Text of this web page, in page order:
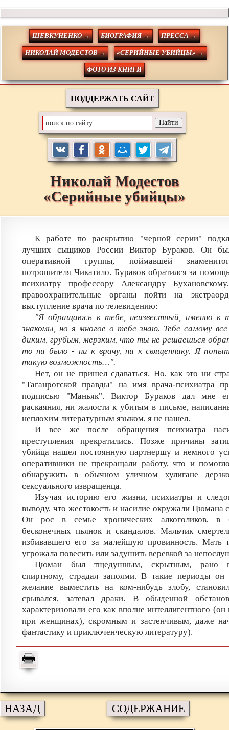
ШЕВКУНЕНКО → БИОГРАФИЯ → ПРЕССА →
НИКОЛАЙ МОДЕСТОВ → «СЕРИЙНЫЕ УБИЙЦЫ» →
ФОТО ИЗ КНИГИ
ПОДДЕРЖАТЬ САЙТ
Николай Модестов
«Серийные убийцы»
К работе по раскрытию "черной серии"
лучших сыщиков России Виктор Бураков. Он
оперативной группы, поймавшей
потрошителя Чикатило. Бураков обратился за
психиатру профессору Александру
правоохранительные органы пойти на
выступление врача по телевидению:
"Я обращаюсь к тебе, неизвестный, именно
знакомы, но я многое о тебе знаю. Тебе самому
диким, грубым, мерзким, что ты не решаешься
то ни было - ни к врачу, ни к священнику. Я
такую возможность…".
Нет, он не пришел сдаваться. Но, как это ни
"Таганрогской правды" на имя врача-психиатра
подписью "Маньяк". Виктор Бураков дал мне
раскаяния, ни жалости к убитым в письме,
неплохим литературным языком, я не нашел.
И все же после обращения психиатра
преступления прекратились. Позже причины
убийца нашел постоянную партнершу и немного
оперативники не прекращали работу, что и
обнаружить в обычном уличном хулигане
сексуального извращенца.
Изучая историю его жизни, психиатры и
выводу, что жестокость и насилие окружали Цюмана
Он рос в семье хронических алкоголиков, в
бесконечных пьянок и скандалов. Мальчик
избивавшего его за малейшую провинность. Мать
угрожала повесить или задушить веревкой за
Цюман был тщедушным, скрытным, рано
спиртному, страдал запоями. В такие периоды
желание выместить на ком-нибудь злобу,
срывался, затевал драки. В обыденной
характеризовали его как вполне интеллигентного
при женщинах), скромным и застенчивым, даже
фантастику и приключенческую литературу).
НАЗАД СОДЕРЖАНИЕ